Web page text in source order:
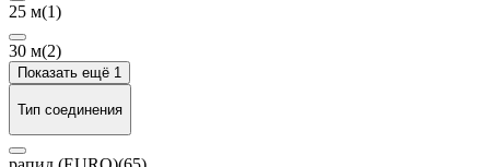
25 м(1)
30 м(2)
Показать ещё 1
Тип соединения